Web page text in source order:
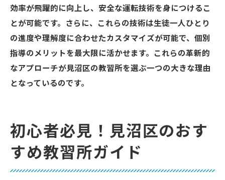
効率が飛躍的に向上し、安全な運転技術を身につけるこ
とが可能です。さらに、これらの技術は生徒一人ひとり
の進度や理解度に合わせたカスタマイズが可能で、個別
指導のメリットを最大限に活かせます。これらの革新的
なアプローチが見沼区の教習所を選ぶ一つの大きな理由
となっているのです。
初心者必見！見沼区のおす
すめ教習所ガイド